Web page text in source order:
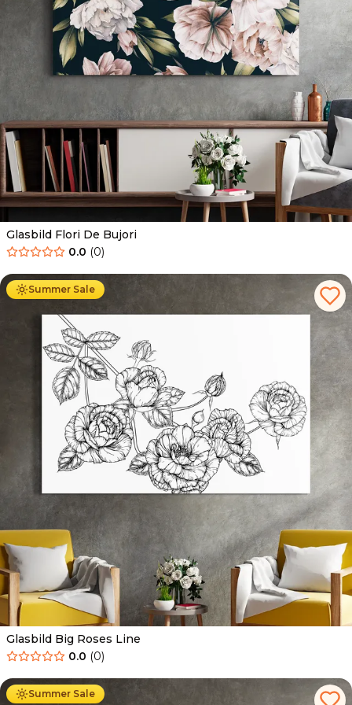
Glasbild Flori De Bujori
0.0 (0)
Summer Sale
Ab 69.90 € 44.90
Glasbild Big Roses Line
0.0 (0)
Summer Sale
Ab 69.90 € 44.90